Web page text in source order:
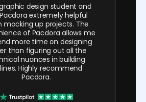
design student and
extremely helpful
mocking up projects. The
of Pacdora allows me
more time on designing
than figuring out all the
nuances in building
Highly recommend
Pacdora.